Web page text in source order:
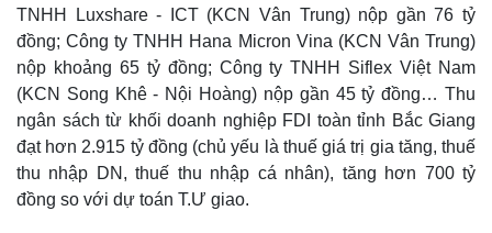
Pháp luật
Vụ án
Tin nóng
Tư vấn luật
Quân sự - Quốc phòng
Vũ khí
Việt Nam
Phân tích
TNHH Luxshare - ICT (KCN Vân Trung) nộp gần 76 tỷ
đồng; Công ty TNHH Hana Micron Vina (KCN Vân Trung)
nộp khoảng 65 tỷ đồng; Công ty TNHH Siflex Việt Nam
(KCN Song Khê - Nội Hoàng) nộp gần 45 tỷ đồng… Thu
ngân sách từ khối doanh nghiệp FDI toàn tỉnh Bắc Giang
đạt hơn 2.915 tỷ đồng (chủ yếu là thuế giá trị gia tăng, thuế
thu nhập DN, thuế thu nhập cá nhân), tăng hơn 700 tỷ
đồng so với dự toán T.Ư giao.